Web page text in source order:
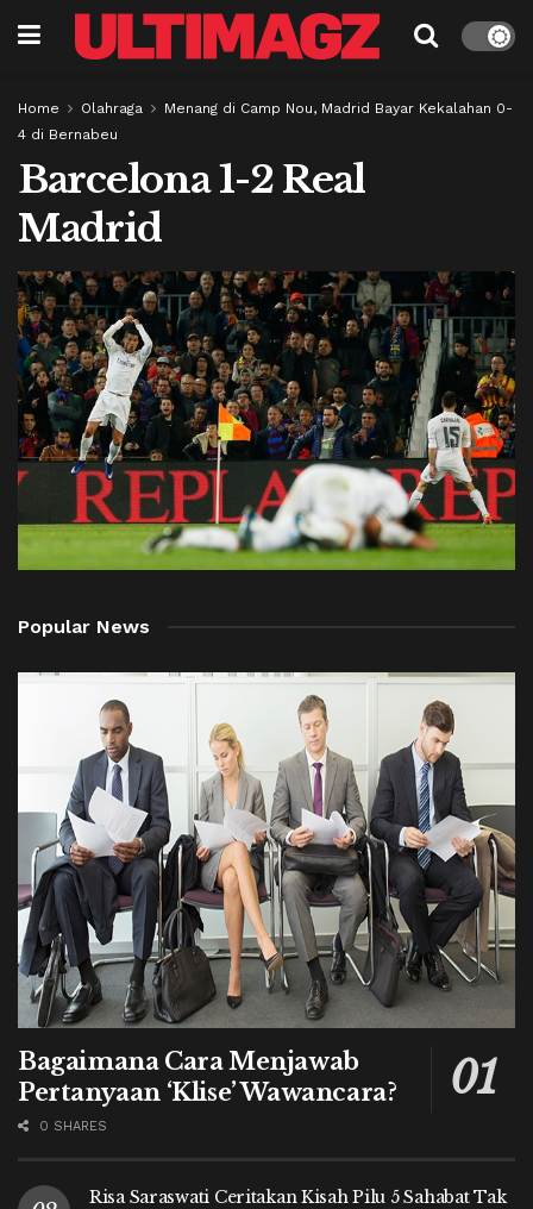
Home Olahraga
Menang di Camp Nou, Madrid Bayar Kekalahan 0-
4 di Bernabeu
Barcelona 1-2 Real
Madrid
Popular News
Bagaimana Cara Menjawab
Pertanyaan ‘Klise’ Wawancara?
0 SHARES
Risa Saraswati Ceritakan Kisah Pilu 5 Sahabat Tak